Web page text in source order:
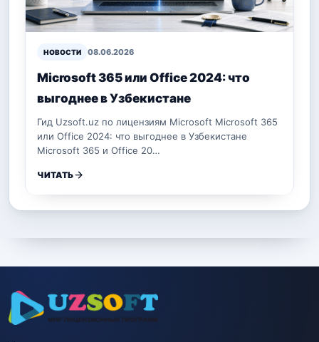
НОВОСТИ 08.06.2026
Microsoft 365 или Office 2024: что
выгоднее в Узбекистане
Гид Uzsoft.uz по лицензиям Microsoft Microsoft 365
или Office 2024: что выгоднее в Узбекистане
Microsoft 365 и Office 20…
ЧИТАТЬ